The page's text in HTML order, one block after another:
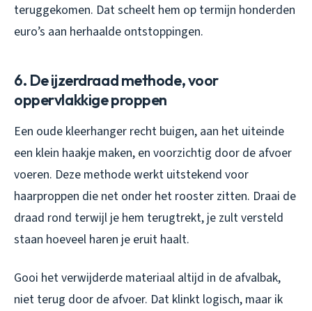
teruggekomen. Dat scheelt hem op termijn honderden
euro’s aan herhaalde ontstoppingen.
6. De ijzerdraad methode, voor
oppervlakkige proppen
Een oude kleerhanger recht buigen, aan het uiteinde
een klein haakje maken, en voorzichtig door de afvoer
voeren. Deze methode werkt uitstekend voor
haarproppen die net onder het rooster zitten. Draai de
draad rond terwijl je hem terugtrekt, je zult versteld
staan hoeveel haren je eruit haalt.
Gooi het verwijderde materiaal altijd in de afvalbak,
niet terug door de afvoer. Dat klinkt logisch, maar ik